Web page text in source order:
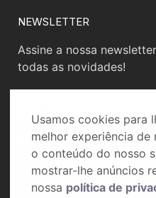
NEWSLETTER
Assine a nossa
todas as novidades!
Usamos cookies para
melhor experiência de
o conteúdo do nosso
mostrar-lhe anúncios
nossa política de